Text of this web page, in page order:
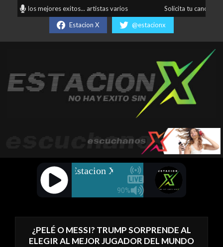
los mejores exitos... artistas varios Solicita tu canción
Estacion X @estacionx
¿PELÉ O MESSI? TRUMP SORPRENDE AL
ELEGIR AL MEJOR JUGADOR DEL MUNDO